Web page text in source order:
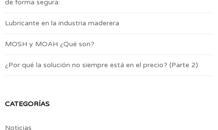
de forma segura:
Lubricante en la industria maderera
MOSH y MOAH ¿Qué son?
¿Por qué la solución no siempre está en el precio? (Parte 2)
CATEGORÍAS
Noticias